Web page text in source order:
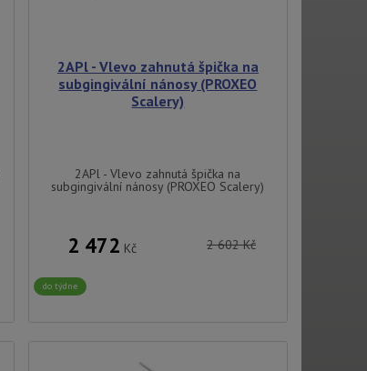
2APl - Vlevo zahnutá špička na
subgingivální nánosy (PROXEO
Scalery)
2APl - Vlevo zahnutá špička na
subgingivální nánosy (PROXEO Scalery)
2 472 Kč 2 602 Kč
do týdne